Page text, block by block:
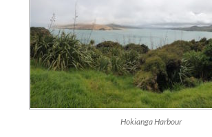
Hokianga Harbour